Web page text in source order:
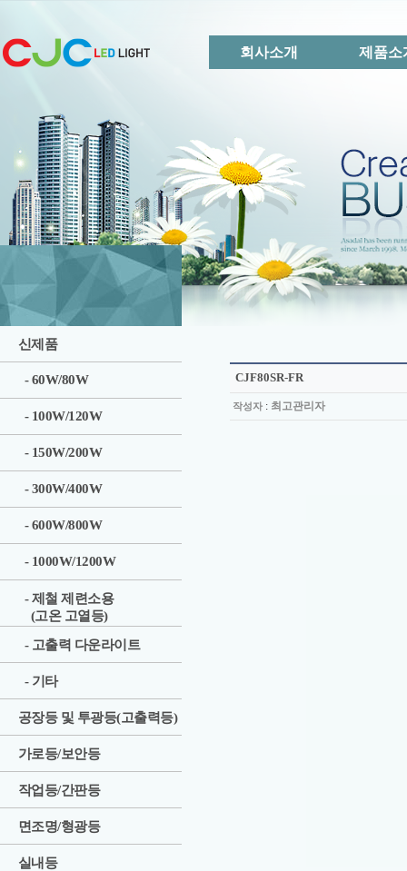
회사소개 제품소
신제품
- 60W/80W
- 100W/120W
- 150W/200W
- 300W/400W
- 600W/800W
- 1000W/1200W
- 제철 제련소용
(고온 고열등)
- 고출력 다운라이트
- 기타
공장등 및 투광등(고출력등)
가로등/보안등
작업등/간판등
면조명/형광등
실내등
CJF80SR-FR
작성자 : 최고관리자